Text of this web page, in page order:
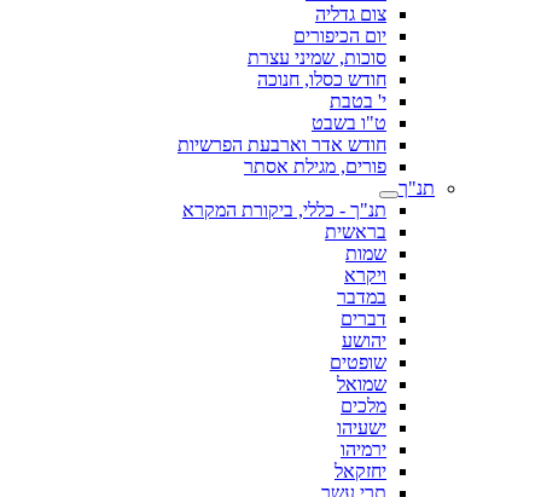
צום גדליה
יום הכיפורים
סוכות, שמיני עצרת
חודש כסלו, חנוכה
י' בטבת
ט"ו בשבט
חודש אדר וארבעת הפרשיות
פורים, מגילת אסתר
תנ"ך
תנ"ך - כללי, ביקורת המקרא
בראשית
שמות
ויקרא
במדבר
דברים
יהושע
שופטים
שמואל
מלכים
ישעיהו
ירמיהו
יחזקאל
תרי עשר